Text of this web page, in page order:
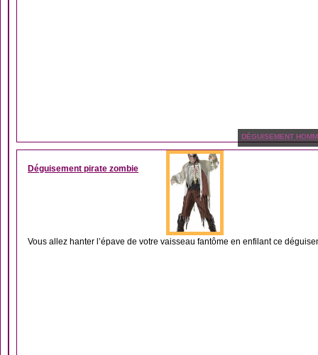
DÉGUISEMENT
Déguisement pirate zombie
Vous allez hanter l’épave de votre vaisseau fantôme en enfilant ce